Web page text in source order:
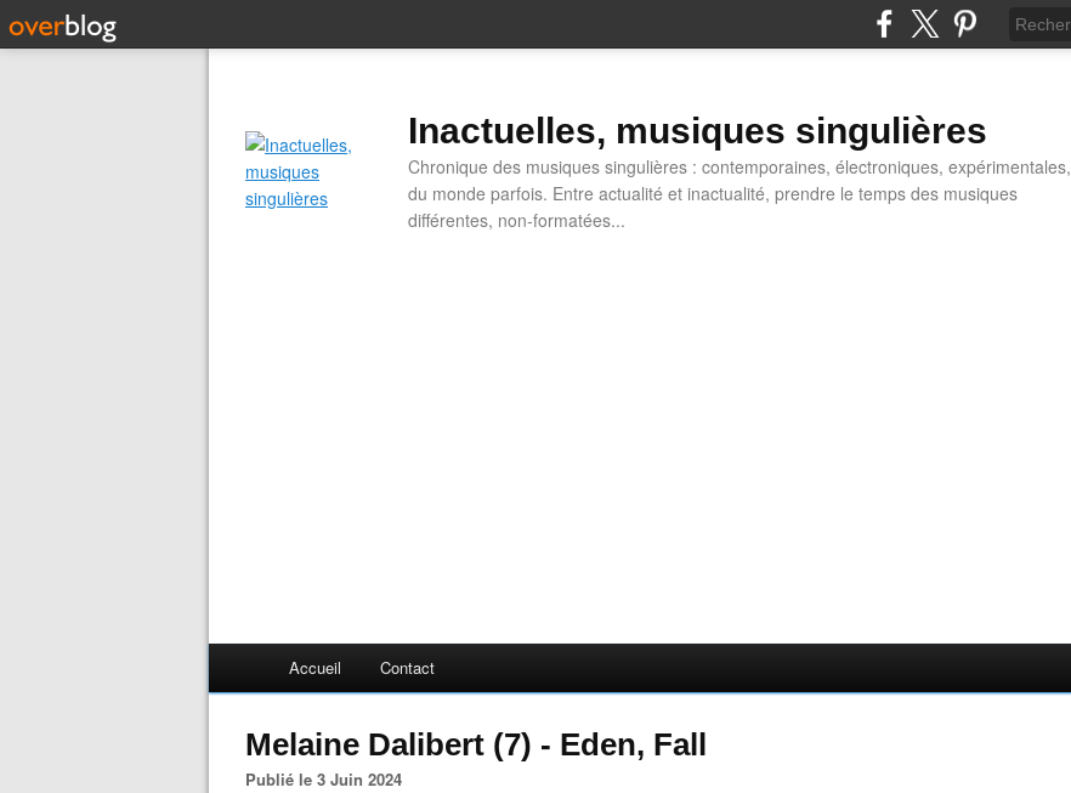
Inactuelles, musiques singulières
Chronique des musiques singulières : contemporaines, électroniques, expérimentales,
du monde parfois. Entre actualité et inactualité, prendre le temps des musiques
différentes, non-formatées...
Accueil Contact
Melaine Dalibert (7) - Eden, Fall
Publié le 3 Juin 2024